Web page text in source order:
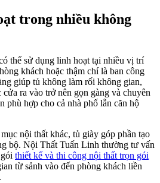
trong nhiều không
thể sử dụng linh hoạt tại nhiều vị trí
khách hoặc thậm chí là ban công
giúp tủ không làm rối không gian,
ra vào trở nên gọn gàng và chuyên
phù hợp cho cả nhà phố lẫn căn hộ
nội thất khác, tủ giày góp phần tạo
bộ. Nội Thất Tuấn Linh thường tư vấn
thiết kế và thi công nội thất trọn gói
từ sảnh vào đến phòng khách liền